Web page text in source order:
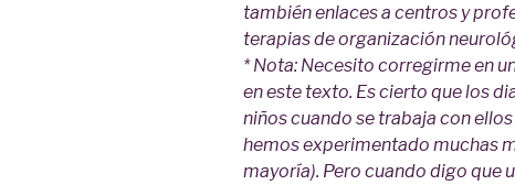
también enlaces a centros y
terapias de organización
* Nota: Necesito corregirme en
en este texto. Es cierto que los
niños cuando se trabaja con
hemos experimentado muchas
mayoría). Pero cuando digo que